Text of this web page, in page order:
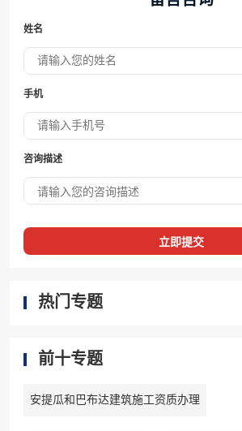
姓名
手机
咨询描述
立即提交
热门专题
前十专题
安提瓜和巴布达建筑施工资质办理